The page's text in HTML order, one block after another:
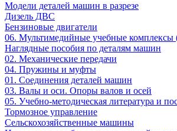
Модели деталей машин в разрезе
Дизель ДВС
Бензиновые двигатели
06. Мультимедийные учебные
Наглядные пособия по деталям машин
02. Механические передачи
04. Пружины и муфты
01. Соединения деталей машин
03. Валы и оси. Опоры валов и осей
05. Учебно-методическая литература и
Тормозное управление
Сельскохозяйственные машины